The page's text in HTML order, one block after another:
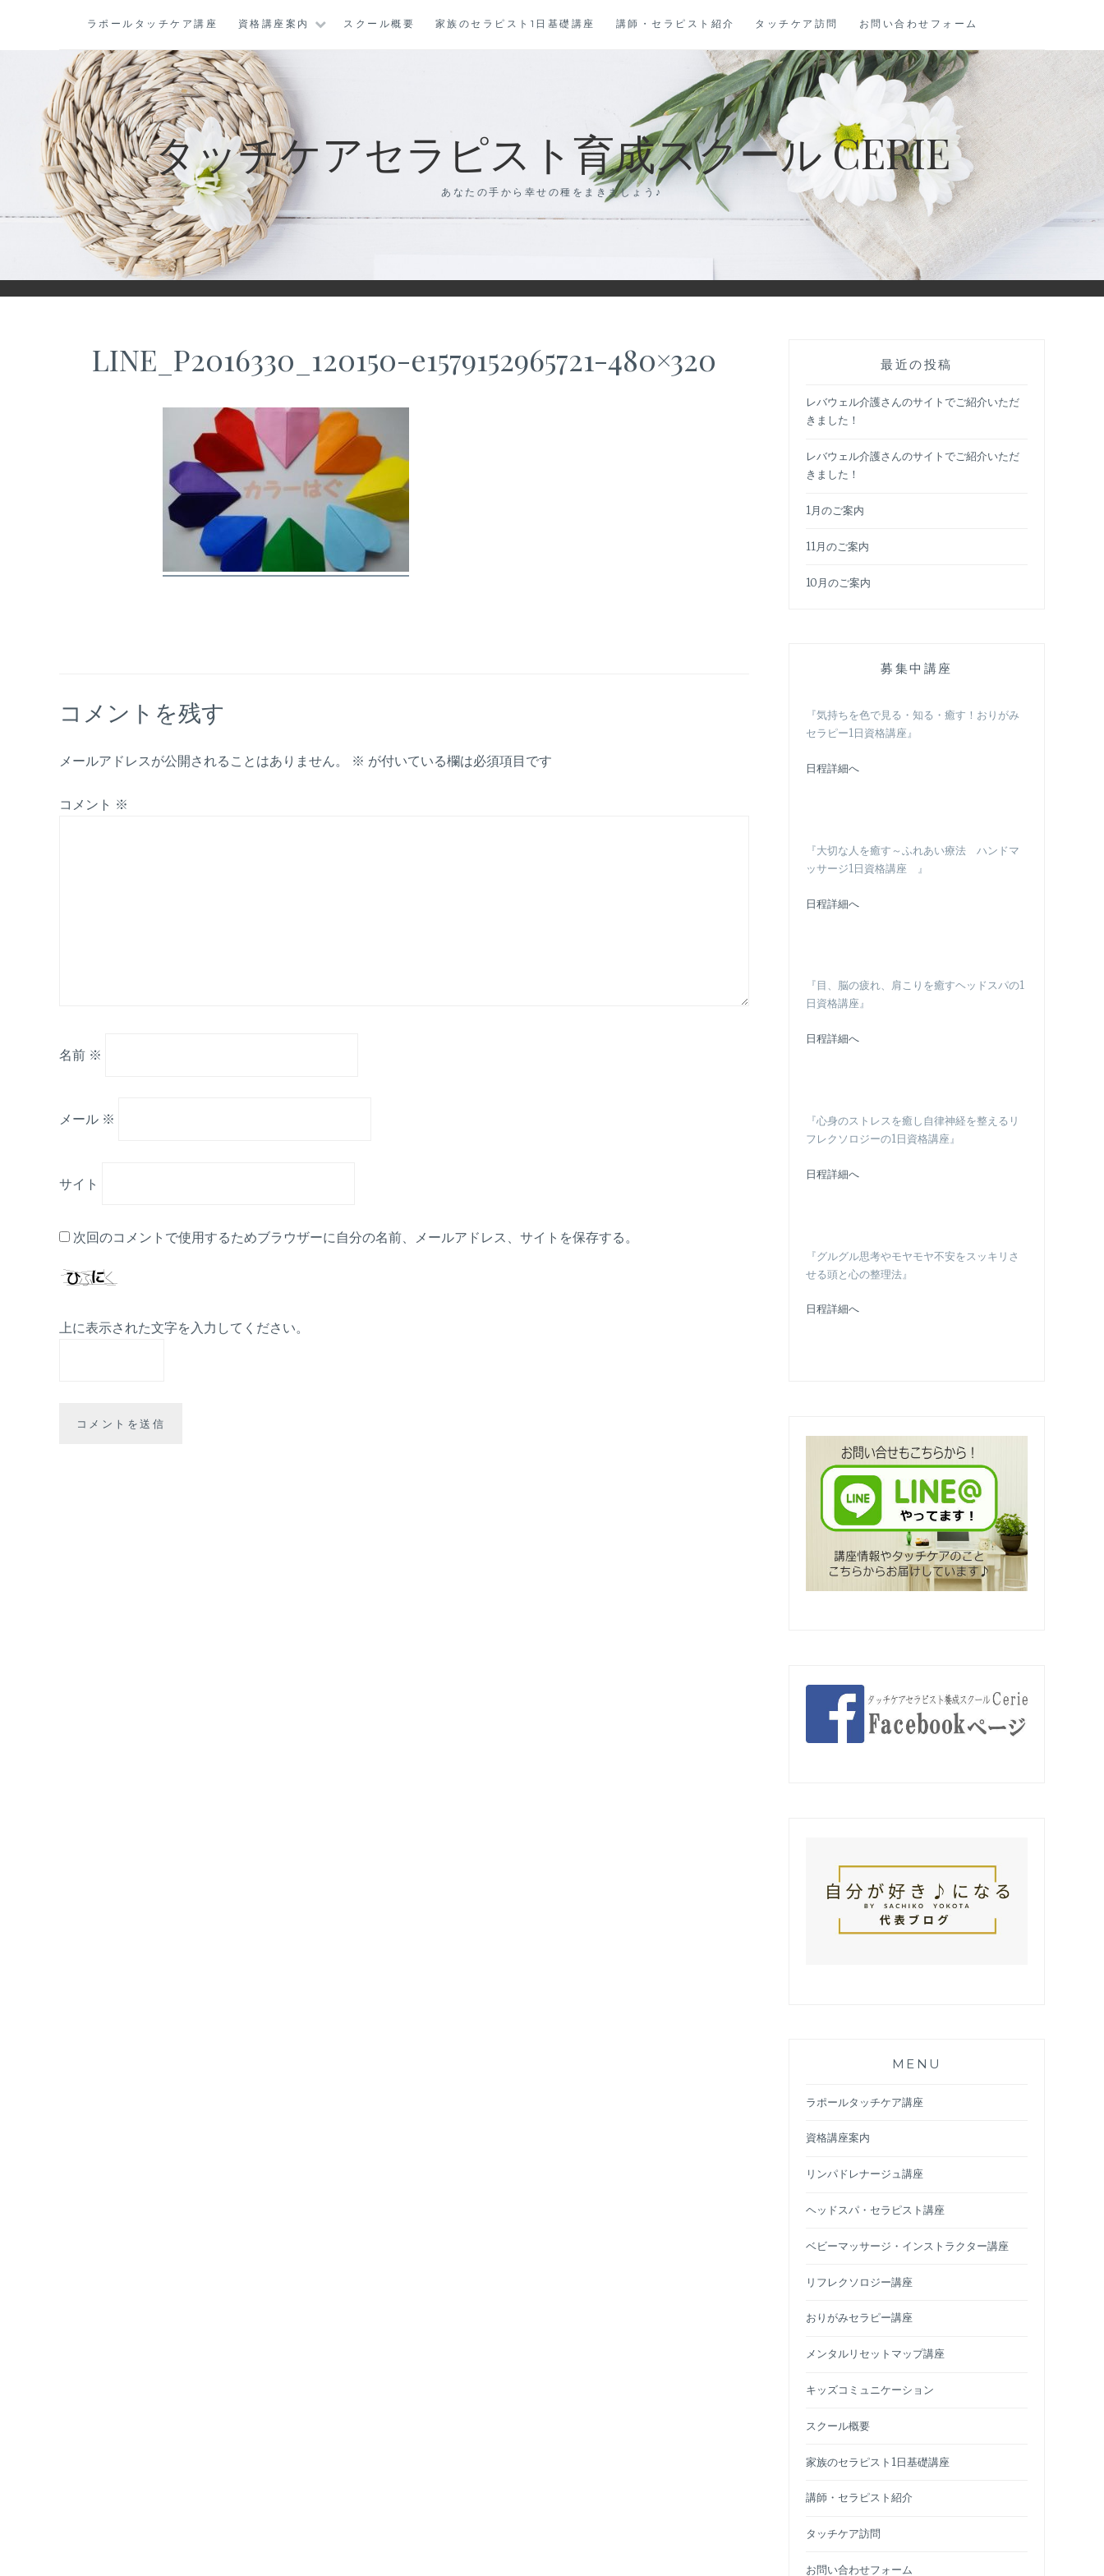
ラポールタッチケア講座 資格講座案内 スクール概要 家族のセラピスト1日基礎講座 講師・セラピスト紹介 タッチケア訪問 お問い合わせフォーム
タッチケアセラピスト育成スクール CERIE
あなたの手から幸せの種をまきましょう♪
LINE_P2016330_120150-e1579152965721-480×320
コメントを残す
メールアドレスが公開されることはありません。 ※ が付いている欄は必須項目です
コメント ※
名前 ※
メール ※
サイト
次回のコメントで使用するためブラウザーに自分の名前、メールアドレス、サイトを保存する。
上に表示された文字を入力してください。
最近の投稿
レバウェル介護さんのサイトでご紹介いただ
きました！
レバウェル介護さんのサイトでご紹介いただ
きました！
1月のご案内
11月のご案内
10月のご案内
募集中講座
『気持ちを色で見る・知る・癒す！おりがみ
セラピー1日資格講座』
日程詳細へ
『大切な人を癒す～ふれあい療法 ハンドマ
ッサージ1日資格講座 』
日程詳細へ
『目、脳の疲れ、肩こりを癒すヘッドスパの1
日資格講座』
日程詳細へ
『心身のストレスを癒し自律神経を整えるリ
フレクソロジーの1日資格講座』
日程詳細へ
『グルグル思考やモヤモヤ不安をスッキリさ
せる頭と心の整理法』
日程詳細へ
MENU
ラポールタッチケア講座
資格講座案内
リンパドレナージュ講座
ヘッドスパ・セラピスト講座
ベビーマッサージ・インストラクター講座
リフレクソロジー講座
おりがみセラピー講座
メンタルリセットマップ講座
キッズコミュニケーション
スクール概要
家族のセラピスト1日基礎講座
講師・セラピスト紹介
タッチケア訪問
お問い合わせフォーム